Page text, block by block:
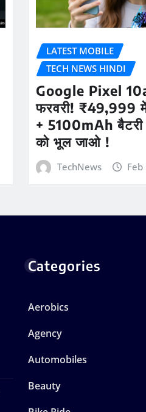
LATEST MOBILE
TECH NEWS HINDI
Google Pixel
फरवरी! ₹49,999
+ 5100mAh
को भूल जाओ !
TechNews Feb
Categories
Aerobics
Agency
Automobiles
Beauty